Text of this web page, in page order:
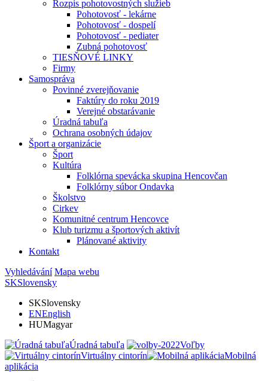
Rozpis pohotovostných služieb
Pohotovosť - lekárne
Pohotovosť - dospelí
Pohotovosť - pediater
Zubná pohotovosť
TIESŇOVÉ LINKY
Firmy
Samospráva
Povinné zverejňovanie
Faktúry do roku 2019
Verejné obstarávanie
Úradná tabuľa
Ochrana osobných údajov
Šport a organizácie
Šport
Kultúra
Folklórna spevácka skupina Hencovčan
Folklórny súbor Ondavka
Školstvo
Cirkev
Komunitné centrum Hencovce
Klub turizmu a športových aktivít
Plánované aktivity
Kontakt
Vyhledávání Mapa webu
SKSlovensky
SKSlovensky
ENEnglish
HUMagyar
Úradná tabuľa
Voľby
Virtuálny cintorín
Mobilná
aplikácia